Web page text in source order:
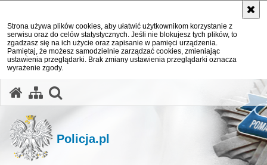
Strona używa plików cookies, aby ułatwić użytkownikom korzystanie z
serwisu oraz do celów statystycznych. Jeśli nie blokujesz tych plików, to
zgadzasz się na ich użycie oraz zapisanie w pamięci urządzenia.
Pamiętaj, że możesz samodzielnie zarządzać cookies, zmieniając
ustawienia przeglądarki. Brak zmiany ustawienia przeglądarki oznacza
wyrażenie zgody.
Policja.pl